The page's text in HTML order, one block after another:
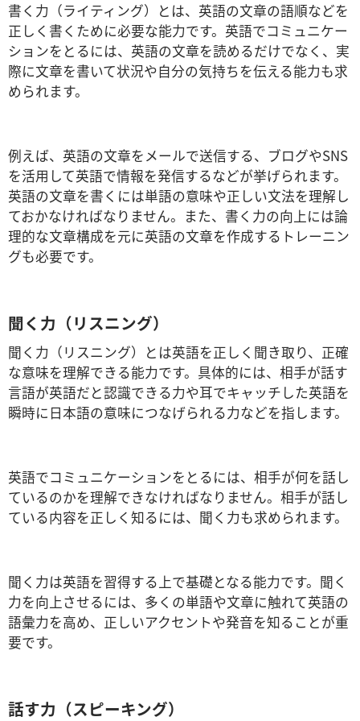
書く力（ライティング）とは、英語の文章の語順などを
正しく書くために必要な能力です。英語でコミュニケー
ションをとるには、英語の文章を読めるだけでなく、実
際に文章を書いて状況や自分の気持ちを伝える能力も求
められます。
例えば、英語の文章をメールで送信する、ブログやSNS
を活用して英語で情報を発信するなどが挙げられます。
英語の文章を書くには単語の意味や正しい文法を理解し
ておかなければなりません。また、書く力の向上には論
理的な文章構成を元に英語の文章を作成するトレーニン
グも必要です。
聞く力（リスニング）
聞く力（リスニング）とは英語を正しく聞き取り、正確
な意味を理解できる能力です。具体的には、相手が話す
言語が英語だと認識できる力や耳でキャッチした英語を
瞬時に日本語の意味につなげられる力などを指します。
英語でコミュニケーションをとるには、相手が何を話し
ているのかを理解できなければなりません。相手が話し
ている内容を正しく知るには、聞く力も求められます。
聞く力は英語を習得する上で基礎となる能力です。聞く
力を向上させるには、多くの単語や文章に触れて英語の
語彙力を高め、正しいアクセントや発音を知ることが重
要です。
話す力（スピーキング）